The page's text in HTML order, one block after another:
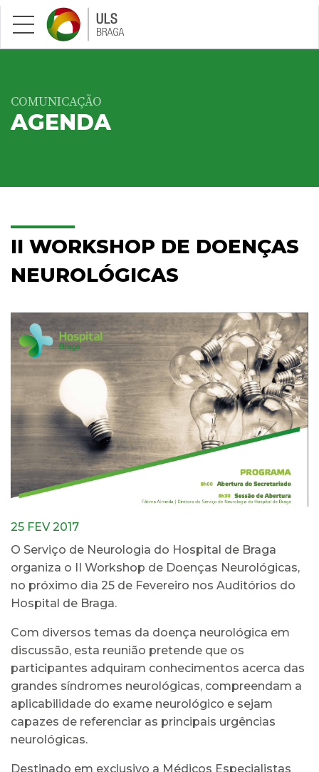
Saltar para conteúdo principal
COMUNICAÇÃO
AGENDA
II WORKSHOP DE DOENÇAS
NEUROLÓGICAS
25 FEV 2017
O Serviço de Neurologia do Hospital de Braga
organiza o II Workshop de Doenças Neurológicas,
no próximo dia 25 de Fevereiro nos Auditórios do
Hospital de Braga.
Com diversos temas da doença neurológica em
discussão, esta reunião pretende que os
participantes adquiram conhecimentos acerca das
grandes síndromes neurológicas, compreendam a
aplicabilidade do exame neurológico e sejam
capazes de referenciar as principais urgências
neurológicas.
Destinado em exclusivo a Médicos Especialistas